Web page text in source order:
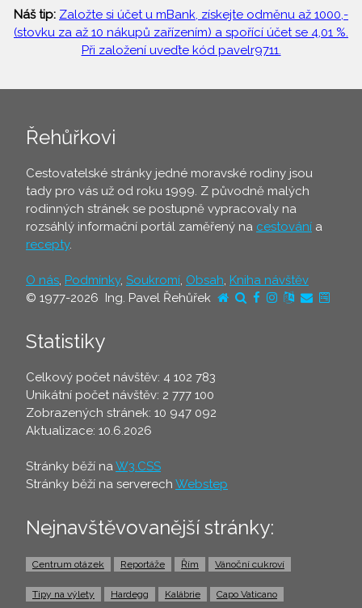
Náš tip: Založte si účet u mBank, získejte odměnu až 1000,-
(stovku za až 10 nákupů zařízením) a spořící účet se 4,01 %.
Při založení uveďte kód pavelr9711.
Řehůřkovi
Cestovatelské stránky jedné moravské rodiny jsou
tady pro vás už od roku 1999. Z původně malých
rodinných stránek se postupně vypracovaly na
rozsáhlý informační portál zaměřený na cestování a
recepty.
O nás, Podmínky, Soukromí, Obsah, Kniha návštěv
© 1977-2026 Ing. Pavel Řehůřek
Statistiky
Celkový počet návštěv: 4 102 783
Unikátní počet návštěv: 2 777 100
Zobrazených stránek: 10 947 092
Aktualizace: 10.6.2026
Stránky běží naW3.CSS
Stránky běží na serverech Webstep
Nejnavštěvovanější stránky:
Centrum otázek Reportáže Řím Vánoční cukroví
Tipy na výlety Hardegg Kalábrie Capo Vaticano